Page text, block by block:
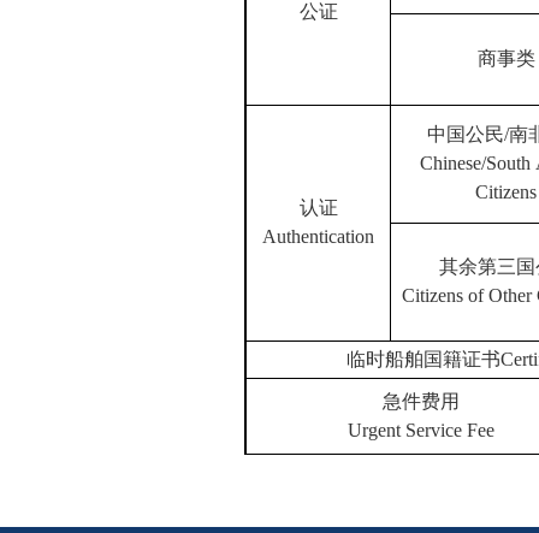
公证
商事类
认证
Authentication
中国公民/南
Chinese/South
Citizens
其余第三国
Citizens of Other
临时船舶国籍证书
急件费用
Urgent Service Fee